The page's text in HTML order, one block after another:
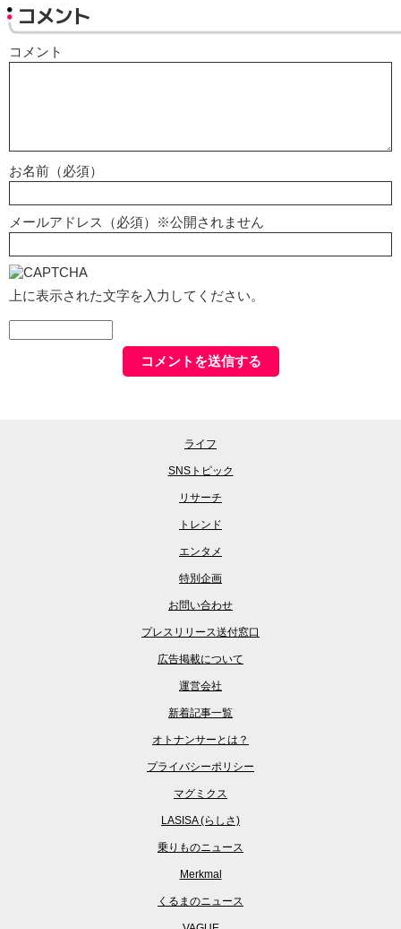
コメント
コメント
お名前（必須）
メールアドレス（必須）※公開されません
上に表示された文字を入力してください。
ライフ
SNSトピック
リサーチ
トレンド
エンタメ
特別企画
お問い合わせ
プレスリリース送付窓口
広告掲載について
運営会社
新着記事一覧
オトナンサーとは？
プライバシーポリシー
マグミクス
LASISA (らしさ)
乗りものニュース
Merkmal
くるまのニュース